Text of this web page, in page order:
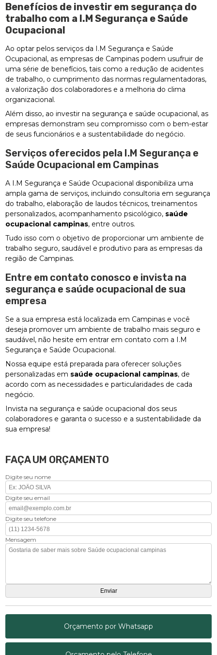
Benefícios de investir em segurança do
trabalho com a I.M Segurança e Saúde
Ocupacional
Ao optar pelos serviços da I.M Segurança e Saúde
Ocupacional, as empresas de Campinas podem usufruir de
uma série de benefícios, tais como a redução de acidentes
de trabalho, o cumprimento das normas regulamentadoras,
a valorização dos colaboradores e a melhoria do clima
organizacional.
Além disso, ao investir na segurança e saúde ocupacional, as
empresas demonstram seu compromisso com o bem-estar
de seus funcionários e a sustentabilidade do negócio.
Serviços oferecidos pela I.M Segurança e
Saúde Ocupacional em Campinas
A I.M Segurança e Saúde Ocupacional disponibiliza uma
ampla gama de serviços, incluindo consultoria em segurança
do trabalho, elaboração de laudos técnicos, treinamentos
personalizados, acompanhamento psicológico, saúde
ocupacional campinas, entre outros.
Tudo isso com o objetivo de proporcionar um ambiente de
trabalho seguro, saudável e produtivo para as empresas da
região de Campinas.
Entre em contato conosco e invista na
segurança e saúde ocupacional de sua
empresa
Se a sua empresa está localizada em Campinas e você
deseja promover um ambiente de trabalho mais seguro e
saudável, não hesite em entrar em contato com a I.M
Segurança e Saúde Ocupacional.
Nossa equipe está preparada para oferecer soluções
personalizadas em saúde ocupacional campinas, de
acordo com as necessidades e particularidades de cada
negócio.
Invista na segurança e saúde ocupacional dos seus
colaboradores e garanta o sucesso e a sustentabilidade da
sua empresa!
FAÇA UM ORÇAMENTO
Digite seu nome
Digite seu email
Digite seu telefone
Mensagem
Orçamento por Whatsapp